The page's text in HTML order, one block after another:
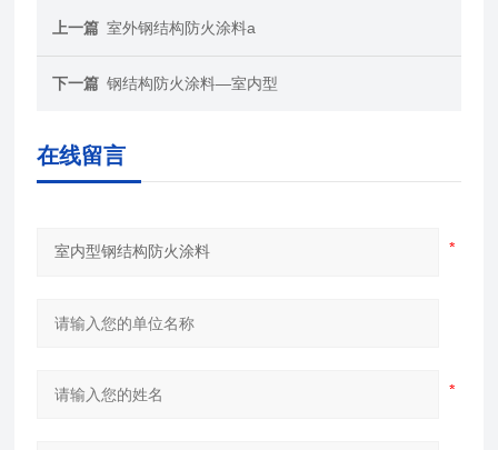
上一篇 室外钢结构防火涂料a
下一篇 钢结构防火涂料—室内型
在线留言